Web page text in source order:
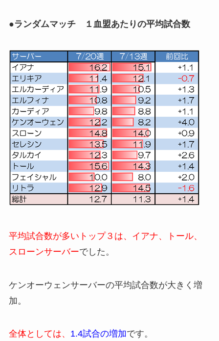
●ランダムマッチ １血盟あたりの平均試合数
平均試合数が多いトップ３は、イアナ、トール、
スローンサーバーでした。
ケンオーウェンサーバーの平均試合数が大きく増
加。
全体としては、 1.4試合の増加です。